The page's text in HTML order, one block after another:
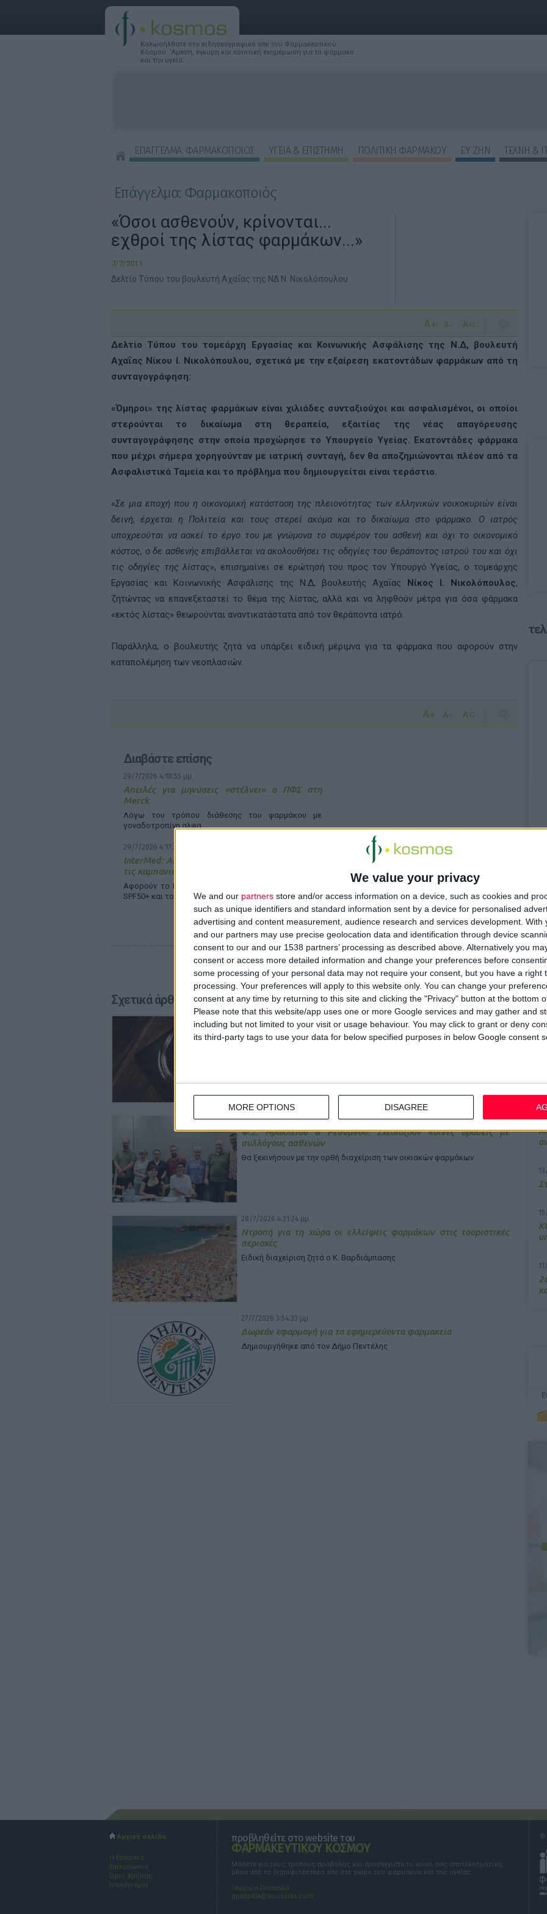
We value your privacy
We and our partners store and/or access information on a device, such as cookies and
such as unique identifiers and standard information sent by a device for personalised
advertising and content measurement, audience research and services development. With
and our partners may use precise geolocation data and identification through device
consent to our and our 1538 partners’ processing as described above. Alternatively you
consent or access more detailed information and change your preferences before
some processing of your personal data may not require your consent, but you have a right
processing. Your preferences will apply to this website only. You can change your
consent at any time by returning to this site and clicking the "Privacy" button at the bottom
Please note that this website/app uses one or more Google services and may gather and
including but not limited to your visit or usage behaviour. You may click to grant or deny
its third-party tags to use your data for below specified purposes in below Google consent
MORE OPTIONS DISAGREE
Καλωσήλθατε στο ειδησεογραφικό site του Φαρμακευτικού
Κόσμου. 'Αμεση, έγκυρη και ποιοτική ενημέρωση για το φάρμακο
και την υγεία.
ΕΠΑΓΓΕΛΜΑ: ΦΑΡΜΑΚΟΠΟΙΟΣ ΥΓΕΙΑ & ΕΠΙΣΤΗΜΗ ΠΟΛΙΤΙΚΗ ΦΑΡΜΑΚΟΥ ΕΥ ΖΗΝ
ΤΕΧΝΗ &
Επάγγελμα: Φαρμακοποιός
7/
«Όσοι ασθενούν, κρίνονται...
εχθροί της λίστας φαρμάκων...»
7/7/2011
Δελτίο Τύπου του βουλευτή Αχαΐας της ΝΔ Ν. Νικολόπουλου
Δελτίο Τύπου του τομεάρχη Εργασίας και Κοινωνικής Ασφάλισης της Ν.Δ, βουλευτή
Αχαΐας Νίκου Ι. Νικολόπουλου, σχετικά με την εξαίρεση εκατοντάδων φαρμάκων από τη
συνταγογράφηση:
«Όμηροι» της λίστας φαρμάκων είναι χιλιάδες συνταξιούχοι και ασφαλισμένοι, οι οποίοι
στερούνται το δικαίωμα στη θεραπεία, εξαιτίας της νέας απαγόρευσης
συνταγογράφησης στην οποία προχώρησε το Υπουργείο Υγείας. Εκατοντάδες φάρμακα
που μέχρι σήμερα χορηγούνταν με ιατρική συνταγή, δεν θα αποζημιώνονται πλέον από τα
Ασφαλιστικά Ταμεία και το πρόβλημα που δημιουργείται είναι τεράστιο.
«Σε μια εποχή που η οικονομική κατάσταση της πλειονότητας των ελληνικών νοικοκυριών είναι
δεινή, έρχεται η Πολιτεία και τους στερεί ακόμα και το δικαίωμα στο φάρμακο. Ο ιατρός
υποχρεούται να ασκεί το έργο του με γνώμονα το συμφέρον του ασθενή και όχι το οικονομικό
κόστος, ο δε ασθενής επιβάλλεται να ακολουθήσει τις οδηγίες του θεράποντος ιατρού του και όχι
τις οδηγίες της λίστας», επισημαίνει σε ερώτησή του προς τον Υπουργό Υγείας, ο τομεάρχης
Εργασίας και Κοινωνικής Ασφάλισης της Ν.Δ, βουλευτής Αχαΐας Νίκος Ι. Νικολόπουλος,
ζητώντας να επανεξεταστεί το θέμα της λίστας, αλλά και να ληφθούν μέτρα για όσα φάρμακα
«εκτός λίστας» θεωρούνται αναντικατάστατα από τον θεράποντα ιατρό.
Παράλληλα, ο βουλευτής ζητά να υπάρξει ειδική μέριμνα για τα φάρμακα που αφορούν στην
καταπολέμηση των νεοπλασιών.
Διαβάστε επίσης
29/7/2026 4:18:55 μμ
Απειλές για μηνύσεις «στέλνει» ο ΠΦΣ στη
Merck
Λόγω του τρόπου διάθεσης του φαρμάκου με
γοναδοτροπίνη αλφα
29/7/2026 4:17:34 μμ
InterMed: Απέσπασε δύο διεθνείς διακρίσεις για
τις καμπανιές της
Αφορούν το Luxurious SunCare Sun Protection Drops
SPF50+ και το The Skin Pharmacist Caffeine Eye Serum
Σχετικά άρθρα
29/7/2026 4:18:55 μμ
Απειλές για μηνύσεις «στέλνει» ο ΠΦΣ στη Merck
29/7/2026 4:13:55 μμ
Φ.Σ. Ηρακλείου & Ρεθύμνου: Σχεδιάζουν κοινές δράσεις με
συλλόγους ασθενών
Θα ξεκινήσουν με την ορθή διαχείριση των οικιακών φαρμάκων
28/7/2026 4:21:24 μμ
Ντροπή για τη χώρα οι ελλείψεις φαρμάκων στις τουριστικές
περιοχές
Ειδική διαχείριση ζητά ο Κ. Βαρδιάμπασης
27/7/2026 3:54:33 μμ
Δωρεάν εφαρμογή για τα εφημερεύοντα φαρμακεία
Δημιουργήθηκε από τον Δήμο Πεντέλης
Αρχική σελίδα
Η Εταιρεία
Επικοινωνία
Όροι Χρήσης
Ισολογισμοί
προβληθείτε στο website του
ΦΑΡΜΑΚΕΥΤΙΚΟΥ ΚΟΣΜΟΥ
Μάθετε για τους τρόπους προβολής και προσεγγίστε το κοινό σας αποτελεσματικά,
μέσα από το δημοφιλέστερο site στο χώρο του φαρμάκου και της υγείας.
Γεωργία Πασπαλά
gpaspala@boussias.com
©